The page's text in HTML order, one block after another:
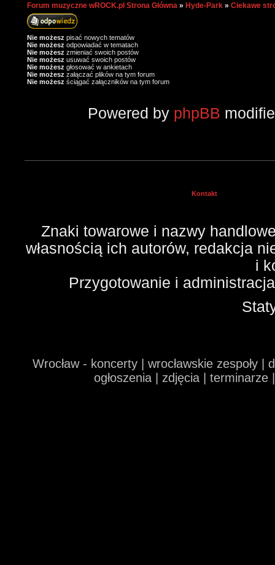
Forum muzyczne wROCK.pl Strona Główna » Hyde-Park » Ciekawe
Nie możesz pisać nowych tematów
Nie możesz odpowiadać w tematach
Nie możesz zmieniać swoich postów
Nie możesz usuwać swoich postów
Nie możesz głosować w ankietach
Nie możesz załączać plików na tym forum
Nie możesz ściągać załączników na tym forum
Powered by phpBB
Kontakt
Znaki towarowe i nazwy
własnością ich autorów, redakcja
i
Przygotowanie i
Wrocław - koncerty | wrocławskie zespoły
ogłoszenia | zdjęcia |